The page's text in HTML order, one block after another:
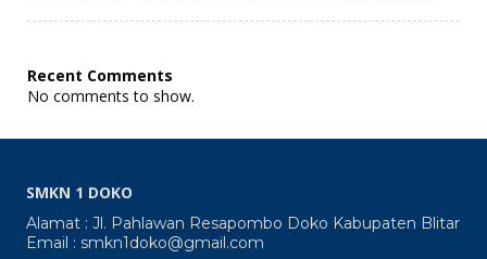
Lokasi
1
Recent Comments
No comments to show.
SMKN 1 DOKO
Alamat : Jl. Pahlawan Resapombo Doko Kabupaten Blitar
Email : smkn1doko@gmail.com